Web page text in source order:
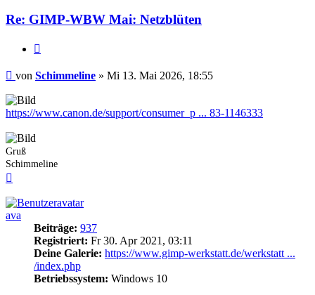
Re: GIMP-WBW Mai: Netzblüten
Beitrag
von Schimmeline » Mi 13. Mai 2026, 18:55
https://www.canon.de/support/consumer_p ... 83-1146333
Gruß
Schimmeline
ava
Beiträge: 937
Registriert: Fr 30. Apr 2021, 03:11
Deine Galerie: https://www.gimp-werkstatt.de/werkstatt ...
/index.php
Betriebssystem: Windows 10